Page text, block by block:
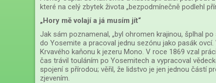
které na celý zbytek života „bezpodmínečně podlehl
„Hory mě volají a já musím jít“
Jak sám poznamenal, „byl ohromen krajinou, šplhal
do Yosemite a pracoval jednu sezónu jako pasák
Krvavého kaňonu k jezeru Mono. V roce 1869 vzal
čas trávil touláním po Yosemitech a vypracoval
spojení s přírodou; věřil, že lidstvo je jen jednou částí
zjevením.